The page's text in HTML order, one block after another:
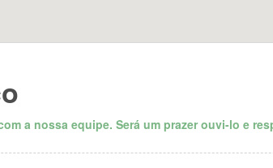
a nossa equipe. Será um prazer ouvi-lo e